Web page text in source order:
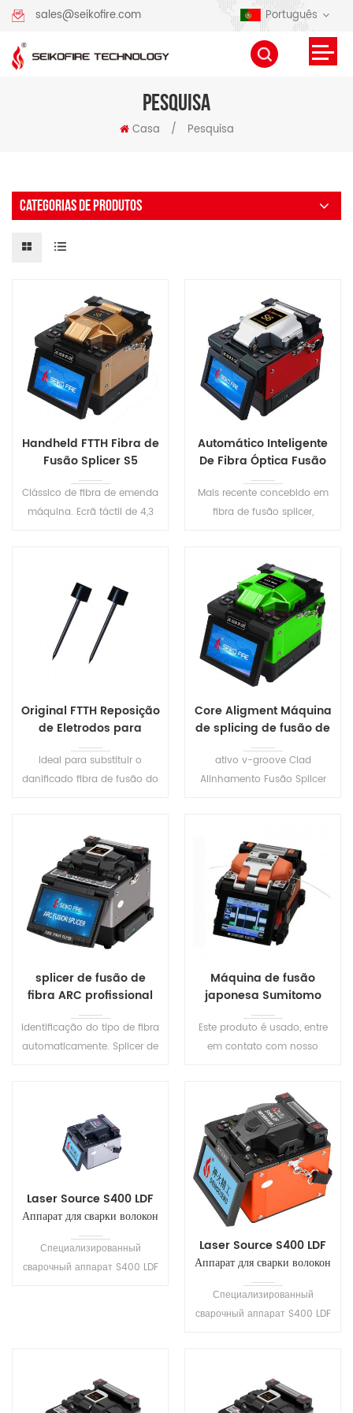
sales@seikofire.com Português
PESQUISA
Casa / Pesquisa
CATEGORIAS DE PRODUTOS
Handheld FTTH Fibra de
Fusão Splicer S5
Clássico de fibra de emenda
máquina. Ecrã táctil de 4,3
de água, resistente a
choques, maior ambiente de
adaptabilidade .
Automático Inteligente
De Fibra Óptica Fusão
Splicer S6
Mais recente concebido em
fibra de fusão splicer,
tubo de aquecimento. Três-
em-um de fibra de fixação,
adequada para todos os
tipos de fibras ópticas.
Original FTTH Reposição
de Eletrodos para
emendar a máquina
Ideal para substituir o
danificado fibra de fusão do
qualidade material, não é
fácil de ferrugem, vida de
serviço longa. Atender às
altas exigências de fibra de
fusão de splicers. Fácil de
instalar, atenção para a dica
vai machucar suas mãos
durante a instalação.
Core Aligment Máquina
de splicing de fusão de
fibra
ativo v-groove Clad
Alinhamento Fusão Splicer
ótimo valor
splicer de fusão de
fibra ARC profissional
de 6 motores
identificação do tipo de fibra
automaticamente. Splicer de
de precisão e alinhamento
do núcleo para garantir a
precisão da perda estimada.
Máquina de fusão
japonesa Sumitomo
Type-81C usada
Este produto é usado, entre
em contato com nosso
Laser Source S400 LDF
Аппарат для сварки волокон
большого диаметра
Специализированный
сварочный аппарат S400 LDF
заводах, производствах, в
лабораториях, а также в
Laser Source S400 LDF
Аппарат для сварки волокон
большого диаметра
Специализированный
сварочный аппарат S400 LDF
удовлетворить особые
потребности в сварке на